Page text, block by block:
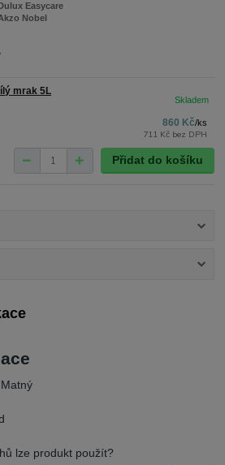
Dulux Easycare
Nobel
mrak 5L
860 Kč/ks
711 Kč bez DPH
Přidat do košíku
lze produkt použít?